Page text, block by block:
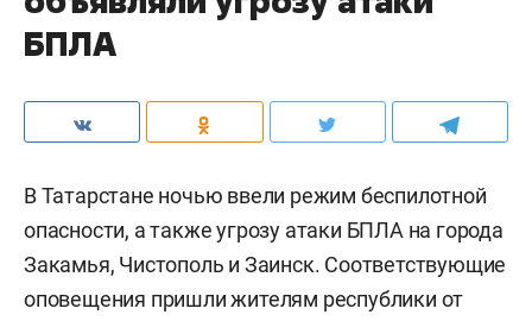
БПЛА
В Татарстане ночью ввели режим беспилотной
опасности, а также угрозу атаки БПЛА на города
Закамья, Чистополь и Заинск. Соответствующие
оповещения пришли жителям республики от